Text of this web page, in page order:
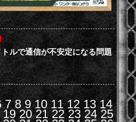
ルで通信が不安定になる問題
7 8 9 10 11 12 13 14
19 20 21 22 23 24 25